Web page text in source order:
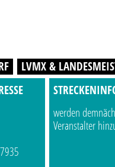
LVMX &
werden
Veranstalter